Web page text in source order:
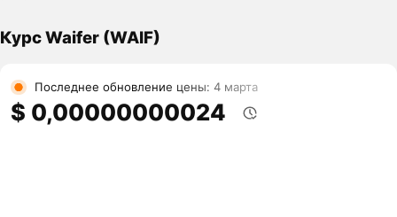
Курс Waifer (WAIF)
Последнее обновление цены: 4 марта
$ 0,00000000024